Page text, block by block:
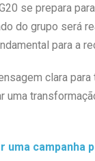
se prepara
do grupo será
para a
clara
uma campanha